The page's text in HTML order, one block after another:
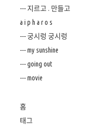
--- 지르고 . 만들고
a i p h a r o s
--- 궁시렁 궁시렁
--- my sunshine
--- going out
--- movie
홈
태그